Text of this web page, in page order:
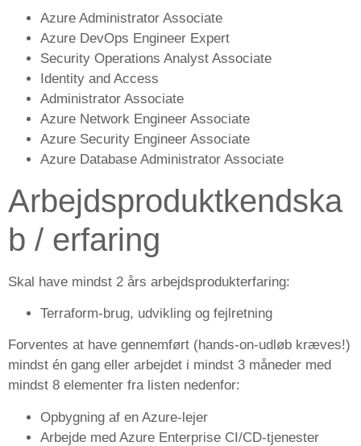
Azure Administrator Associate
Azure DevOps Engineer Expert
Security Operations Analyst Associate
Identity and Access
Administrator Associate
Azure Network Engineer Associate
Azure Security Engineer Associate
Azure Database Administrator Associate
Arbejdsproduktkendska
b / erfaring
Skal have mindst 2 års arbejdsprodukterfaring:
Terraform-brug, udvikling og fejlretning
Forventes at have gennemført (hands-on-udløb kræves!)
mindst én gang eller arbejdet i mindst 3 måneder med
mindst 8 elementer fra listen nedenfor:
Opbygning af en Azure-lejer
Arbejde med Azure Enterprise CI/CD-tjenester